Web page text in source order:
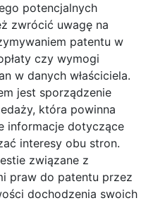
potencjalnych
zwrócić uwagę na
patentu w
czy wymogi
w danych właściciela.
jest sporządzenie
która powinna
informacje dotyczące
interesy obu stron.
związane z
praw do patentu przez
dochodzenia swoich